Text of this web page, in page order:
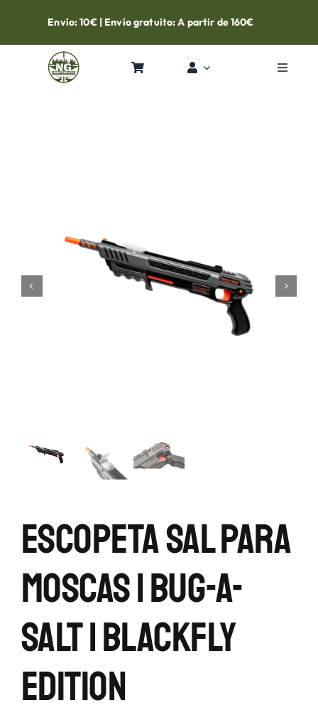
content
Envío: 10€ | Envío gratuito: A partir de 160€
Toggle
Escopeta Sal Para
Moscas | Bug-A-
Salt | BlackFly
Edition